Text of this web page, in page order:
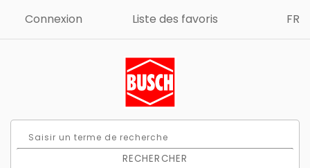
Connexion Liste des favoris FR
RECHERCHER